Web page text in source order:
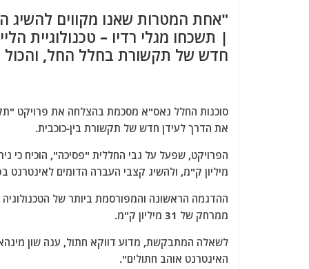
at
s
p
e
g
ai
l
itt
er
c
e
o
k
"אחת המטרות שאנו מקווים
| תשכחו מגלי רדיו – טכנולוגיית
חדש של תקשורת בחלל החל,
את הדרך לעידן חדש של תקשורת בין-כוכבית.
מיליון ק"מ, ולהשיג קצבי העברה הדומים לאינטרנט
ממרחק של 31 מיליון ק"מ.
לשאלה המתבקשת, מדוע דווקא חתול, ענה שון
האינטרנט אוהב חתולים".